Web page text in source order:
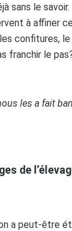
sans le
à
confitures,
franchir le
les a fait
de
a peut-être